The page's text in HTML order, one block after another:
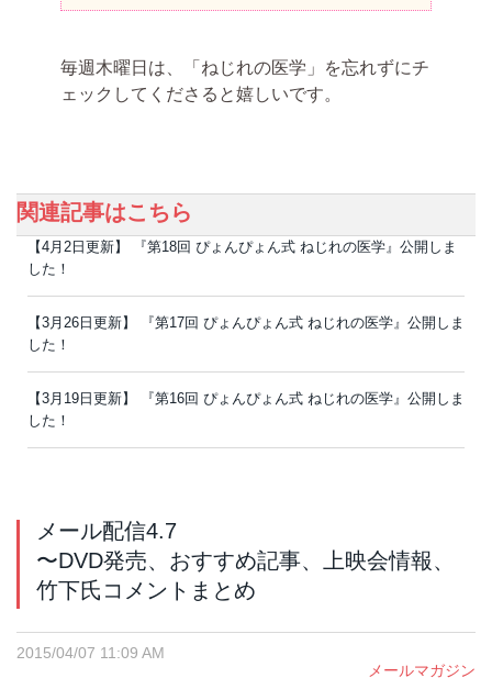
毎週木曜日は、「ねじれの医学」を忘れずにチ
ェックしてくださると嬉しいです。
関連記事はこちら
【4月2日更新】 『第18回 ぴょんぴょん式 ねじれの医学』公開しま
した！
【3月26日更新】 『第17回 ぴょんぴょん式 ねじれの医学』公開しま
した！
【3月19日更新】 『第16回 ぴょんぴょん式 ねじれの医学』公開しま
した！
メール配信4.7
〜DVD発売、おすすめ記事、上映会情報、
竹下氏コメントまとめ
2015/04/07 11:09 AM
メールマガジン